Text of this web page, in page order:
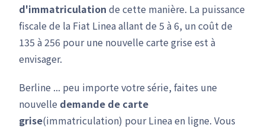
d'immatriculation de cette manière. La puissance
fiscale de la Fiat Linea allant de 5 à 6, un coût de
135 à 256 pour une nouvelle carte grise est à
envisager.
Berline ... peu importe votre série, faites une
nouvelle demande de carte
grise(immatriculation) pour Linea en ligne. Vous